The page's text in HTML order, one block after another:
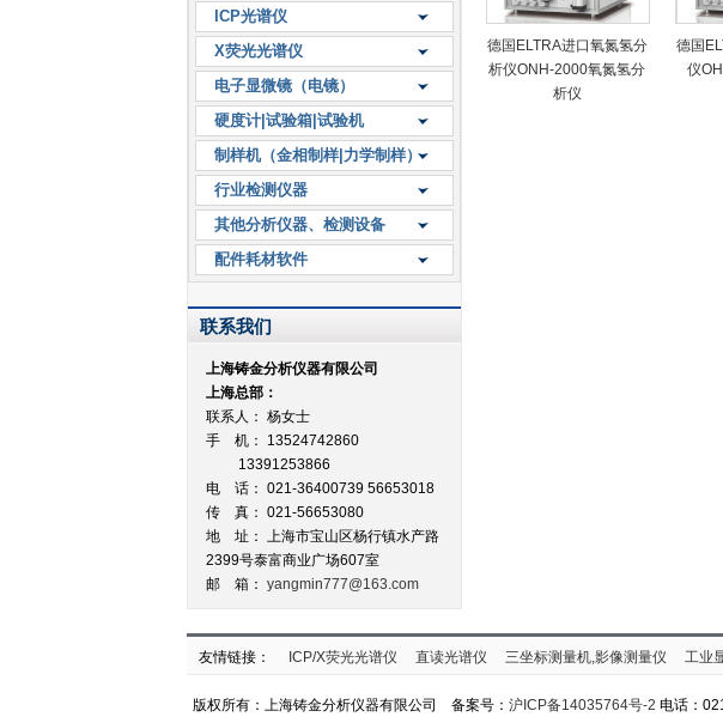
ICP光谱仪
X荧光光谱仪
电子显微镜（电镜）
硬度计|试验箱|试验机
制样机（金相制样|力学制样）
行业检测仪器
其他分析仪器、检测设备
配件耗材软件
联系我们
上海铸金分析仪器有限公司
上海总部：
联系人： 杨女士
手 机： 13524742860
13391253866
电 话： 021-36400739 56653018
传 真： 021-56653080
地 址： 上海市宝山区杨行镇水产路
2399号泰富商业广场607室
邮 箱： yangmin777@163.com
德国ELTRA进口氧氮氢分
析仪ONH-2000氧氮氢分
析仪
德国
仪
友情链接： ICP/X荧光光谱仪 直读光谱仪 三坐标测量机,影像测量仪 工业
版权所有：上海铸金分析仪器有限公司 备案号： 沪ICP备14035764号-2 电话：